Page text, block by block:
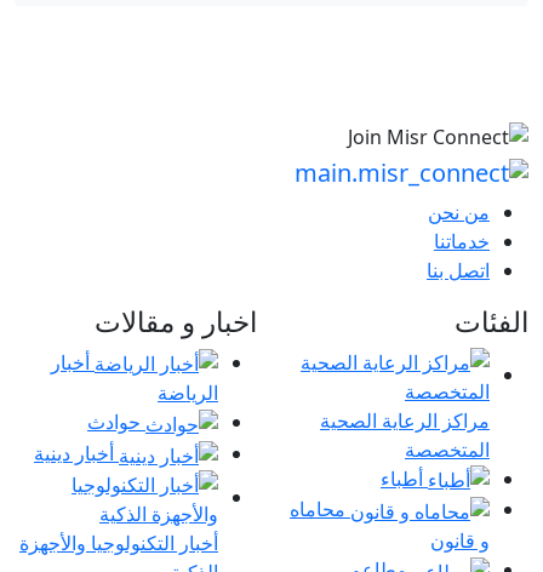
من نحن
خدماتنا
اتصل بنا
الفئات
مراكز الرعاية الصحية
المتخصصة
أطباء
محاماه
و قانون
اخبار و مقالات
أخبار
الرياضة
حوادث
أخبار دينية
أخبار التكنولوجيا والأجهزة